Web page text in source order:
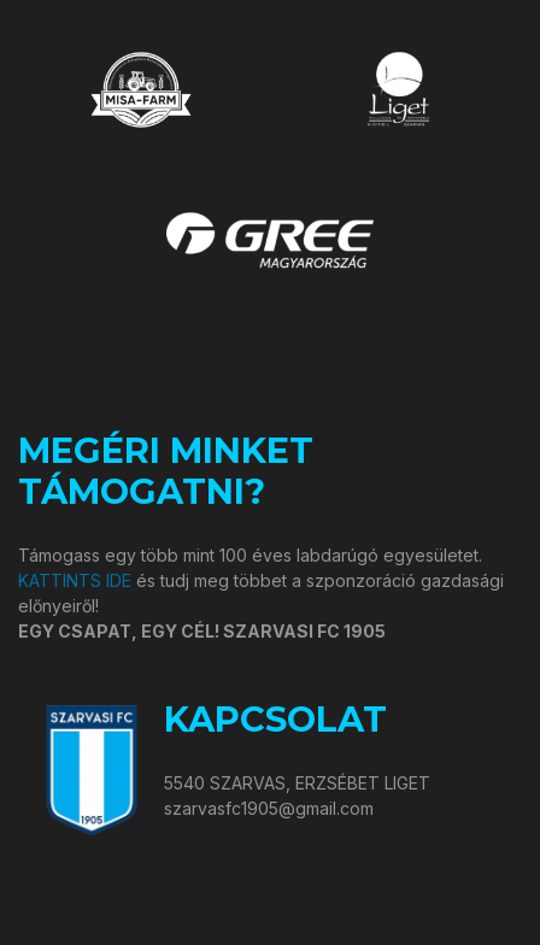
MEGÉRI MINKET
TÁMOGATNI?
Támogass egy több mint 100 éves labdarúgó egyesületet.
KATTINTS IDE és tudj meg többet a szponzoráció gazdasági
előnyeiről!
EGY CSAPAT, EGY CÉL! SZARVASI FC 1905
KAPCSOLAT
5540 SZARVAS, ERZSÉBET LIGET
szarvasfc1905@gmail.com